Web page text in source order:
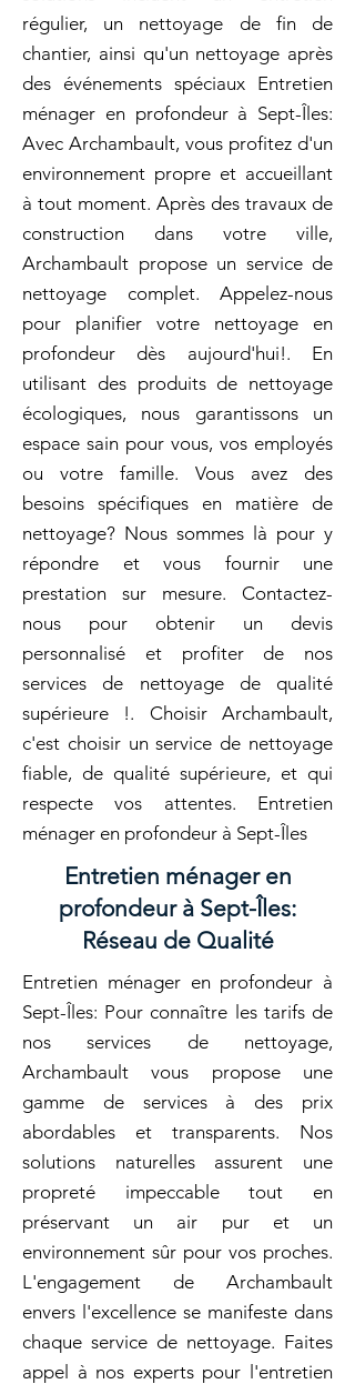
régulier, un nettoyage de fin de
chantier, ainsi qu'un nettoyage après
des événements spéciaux Entretien
ménager en profondeur à Sept-Îles:
Avec Archambault, vous profitez d'un
environnement propre et accueillant
à tout moment. Après des travaux de
construction dans votre ville,
Archambault propose un service de
nettoyage complet. Appelez-nous
pour planifier votre nettoyage en
profondeur dès aujourd'hui!. En
utilisant des produits de nettoyage
écologiques, nous garantissons un
espace sain pour vous, vos employés
ou votre famille. Vous avez des
besoins spécifiques en matière de
nettoyage? Nous sommes là pour y
répondre et vous fournir une
prestation sur mesure. Contactez-
nous pour obtenir un devis
personnalisé et profiter de nos
services de nettoyage de qualité
supérieure !. Choisir Archambault,
c'est choisir un service de nettoyage
fiable, de qualité supérieure, et qui
respecte vos attentes. Entretien
ménager en profondeur à Sept-Îles
Entretien ménager en
profondeur à Sept-Îles:
Réseau de Qualité
Entretien ménager en profondeur à
Sept-Îles: Pour connaître les tarifs de
nos services de nettoyage,
Archambault vous propose une
gamme de services à des prix
abordables et transparents. Nos
solutions naturelles assurent une
propreté impeccable tout en
préservant un air pur et un
environnement sûr pour vos proches.
L'engagement de Archambault
envers l'excellence se manifeste dans
chaque service de nettoyage. Faites
appel à nos experts pour l'entretien